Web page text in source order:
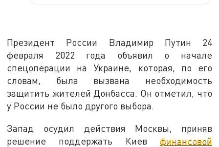
Президент России Владимир Путин 24
февраля 2022 года объявил о начале
спецоперации на Украине, которая, по его
словам, была вызвана необходимость
защитить жителей Донбасса. Он отметил, что
у России не было другого выбора.
Запад осудил действия Москвы, приняв
решение поддержать Киев финансовой